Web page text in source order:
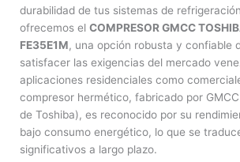
durabilidad de tus sistemas de
ofrecemos el COMPRESOR GMCC
FE35E1M, una opción robusta y confiable
satisfacer las exigencias del mercado
aplicaciones residenciales como
compresor hermético, fabricado por
de Toshiba), es reconocido por su
bajo consumo energético, lo que se
significativos a largo plazo.